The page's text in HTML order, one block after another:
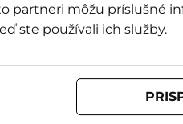
partneri môžu príslušné
ste používali ich služby.
Activities
EVENTS